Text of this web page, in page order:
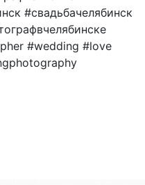
#свадьбачелябинск
#wedding #love